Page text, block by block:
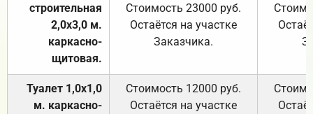
строительная
2,0х3,0 м.
каркасно-
щитовая.
Стоимость 23000 руб.
Остаётся на участке
Заказчика.
Туалет 1,0х1,0
м. каркасно-
Стоимость 12000 руб.
Остаётся на участке